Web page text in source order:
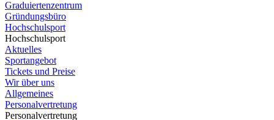
Graduiertenzentrum
Gründungsbüro
Hochschulsport
Hochschulsport
Aktuelles
Sportangebot
Tickets und Preise
Wir über uns
Allgemeines
Personalvertretung
Personalvertretung